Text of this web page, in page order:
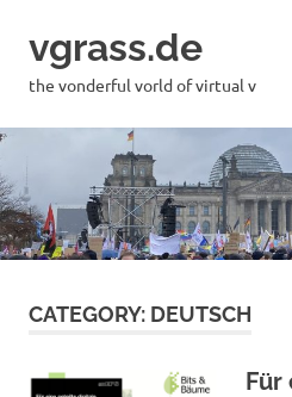
content
vgrass.de
the vonderful vorld of virtual v
CATEGORY: DEUTSCH
Für